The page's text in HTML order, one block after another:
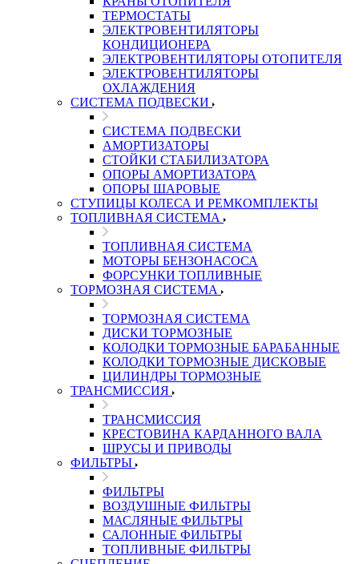
ТЕРМОСТАТЫ
ЭЛЕКТРОВЕНТИЛЯТОРЫ
КОНДИЦИОНЕРА
ЭЛЕКТРОВЕНТИЛЯТОРЫ ОТОПИТЕЛЯ
ЭЛЕКТРОВЕНТИЛЯТОРЫ
ОХЛАЖДЕНИЯ
СИСТЕМА ПОДВЕСКИ
СИСТЕМА ПОДВЕСКИ
АМОРТИЗАТОРЫ
СТОЙКИ СТАБИЛИЗАТОРА
ОПОРЫ АМОРТИЗАТОРА
ОПОРЫ ШАРОВЫЕ
СТУПИЦЫ КОЛЕСА И РЕМКОМПЛЕКТЫ
ТОПЛИВНАЯ СИСТЕМА
ТОПЛИВНАЯ СИСТЕМА
МОТОРЫ БЕНЗОНАСОСА
ФОРСУНКИ ТОПЛИВНЫЕ
ТОРМОЗНАЯ СИСТЕМА
ТОРМОЗНАЯ СИСТЕМА
ДИСКИ ТОРМОЗНЫЕ
КОЛОДКИ ТОРМОЗНЫЕ БАРАБАННЫЕ
КОЛОДКИ ТОРМОЗНЫЕ ДИСКОВЫЕ
ЦИЛИНДРЫ ТОРМОЗНЫЕ
ТРАНСМИССИЯ
ТРАНСМИССИЯ
КРЕСТОВИНА КАРДАННОГО ВАЛА
ШРУСЫ И ПРИВОДЫ
ФИЛЬТРЫ
ФИЛЬТРЫ
ВОЗДУШНЫЕ ФИЛЬТРЫ
МАСЛЯНЫЕ ФИЛЬТРЫ
САЛОННЫЕ ФИЛЬТРЫ
ТОПЛИВНЫЕ ФИЛЬТРЫ